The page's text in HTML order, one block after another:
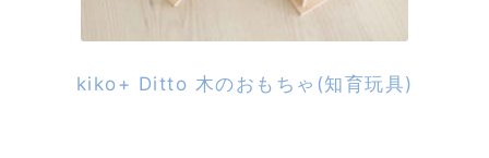
kiko+ Ditto 木のおもちゃ(知育玩具)